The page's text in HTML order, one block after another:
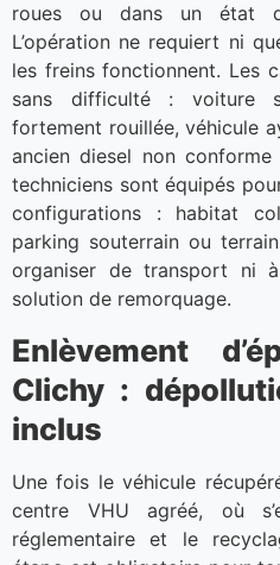
roues ou dans un état
L’opération ne requiert ni
les freins fonctionnent. Les
sans difficulté : voiture
fortement rouillée, véhicule
ancien diesel non conforme
techniciens sont équipés
configurations : habitat
parking souterrain ou
organiser de transport ni
solution de remorquage.
Enlèvement
Clichy :
inclus
Une fois le véhicule
centre VHU agréé, où
réglementaire et le